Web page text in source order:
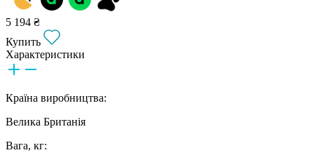
5 194 ₴
Купить
Характеристики
Країна виробництва:
Велика Британія
Вага, кг: